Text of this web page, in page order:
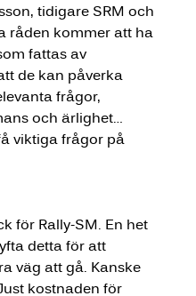
tidigare SRM och
råden kommer att ha
fattas av
de kan påverka
frågor,
och ärlighet…
viktiga frågor på
för Rally-SM. En het
detta för att
väg att gå. Kanske
kostnaden för